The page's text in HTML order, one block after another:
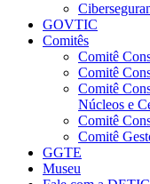
GOVTIC
Comitês
Comitê
Comitê
Comitê
Núcleos e
Comitê
Comitê
GGTE
Museu